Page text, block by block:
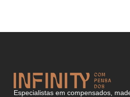
Especialistas em compensados,